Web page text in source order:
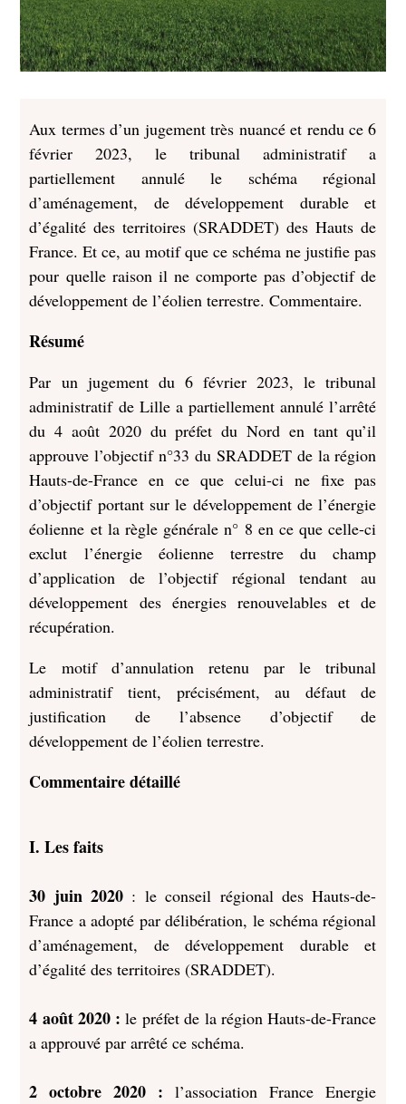
Aux termes d’un jugement très nuancé et rendu ce 6
février 2023, le tribunal administratif a
partiellement annulé le schéma régional
d’aménagement, de développement durable et
d’égalité des territoires (SRADDET) des Hauts de
France. Et ce, au motif que ce schéma ne justifie pas
pour quelle raison il ne comporte pas d’objectif de
développement de l’éolien terrestre. Commentaire.
Résumé
Par un jugement du 6 février 2023, le tribunal
administratif de Lille a partiellement annulé l’arrêté
du 4 août 2020 du préfet du Nord en tant qu’il
approuve l’objectif n°33 du SRADDET de la région
Hauts-de-France en ce que celui-ci ne fixe pas
d’objectif portant sur le développement de l’énergie
éolienne et la règle générale n° 8 en ce que celle-ci
exclut l’énergie éolienne terrestre du champ
d’application de l’objectif régional tendant au
développement des énergies renouvelables et de
récupération.
Le motif d’annulation retenu par le tribunal
administratif tient, précisément, au défaut de
justification de l’absence d’objectif de
développement de l’éolien terrestre.
Commentaire détaillé
I. Les faits
30 juin 2020 : le conseil régional des Hauts-de-
France a adopté par délibération, le schéma régional
d’aménagement, de développement durable et
d’égalité des territoires (SRADDET).
4 août 2020 : le préfet de la région Hauts-de-France
a approuvé par arrêté ce schéma.
2 octobre 2020 : l’association France Energie